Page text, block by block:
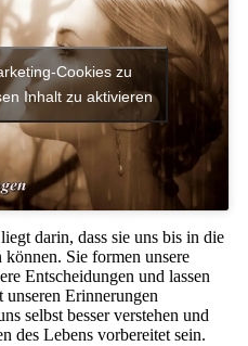
Cookies zu
Inhalt zu aktivieren
liegt darin, dass sie uns bis in die
können. Sie formen unsere
Entscheidungen und lassen
Erinnerungen
selbst besser verstehen und
des Lebens vorbereitet sein.